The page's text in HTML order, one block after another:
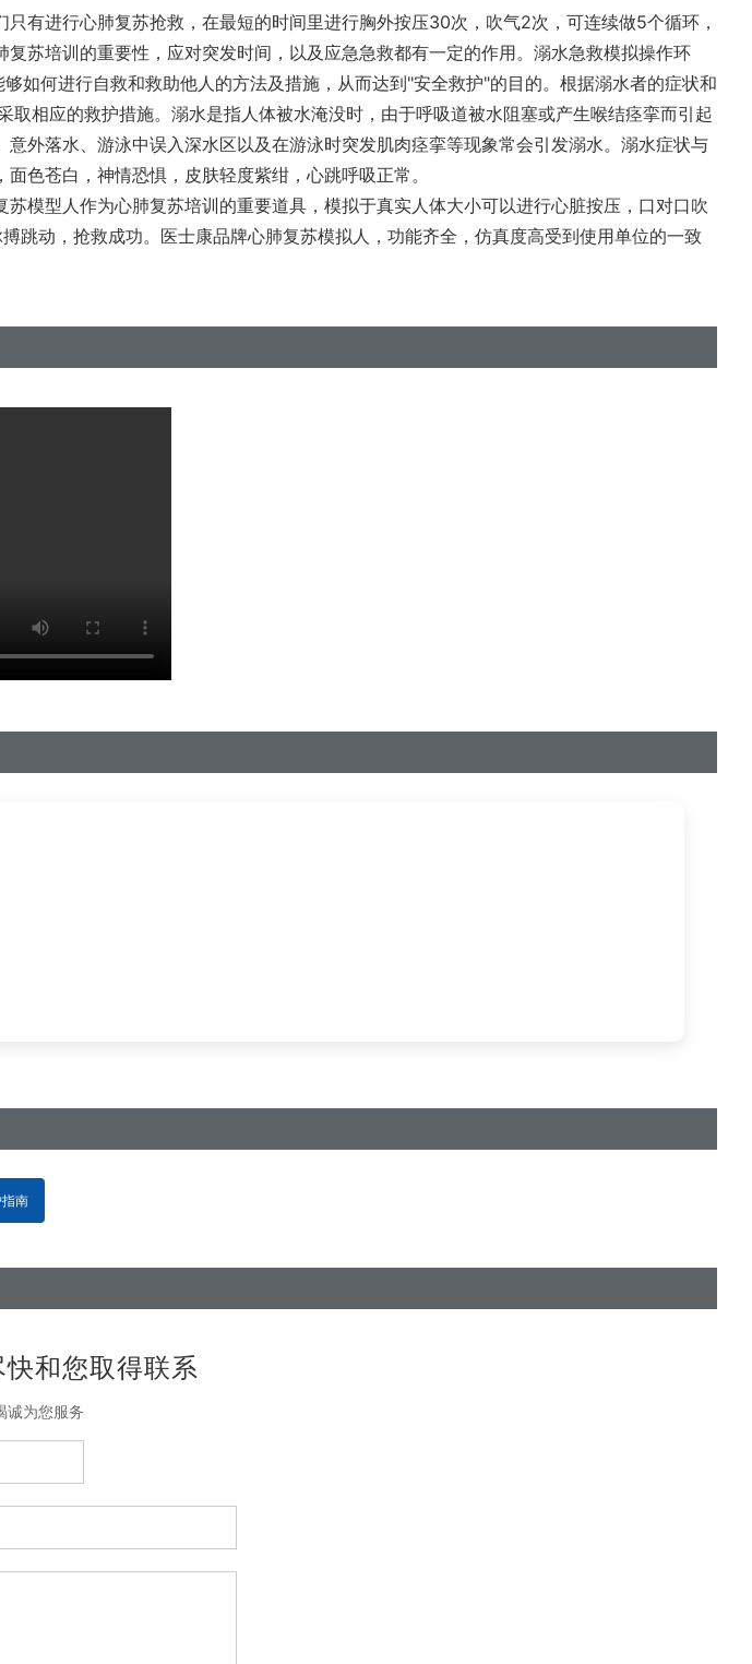
有进行心肺复苏抢救，在最短的时间里进行胸外按压30次，吹气2次，可连续做5个循环，
苏培训的重要性，应对突发时间，以及应急急救都有一定的作用。溺水急救模拟操作环
如何进行自救和救助他人的方法及措施，从而达到"安全救护"的目的。根据溺水者的症状和
取相应的救护措施。溺水是指人体被水淹没时，由于呼吸道被水阻塞或产生喉结痉挛而引起
外落水、游泳中误入深水区以及在游泳时突发肌肉痉挛等现象常会引发溺水。溺水症状与
色苍白，神情恐惧，皮肤轻度紫绀，心跳呼吸正常。
模型人作为心肺复苏培训的重要道具，模拟于真实人体大小可以进行心脏按压，口对口吹
跳动，抢救成功。医士康品牌心肺复苏模拟人，功能齐全，仿真度高受到使用单位的一致
南
和您取得联系
诚为您服务